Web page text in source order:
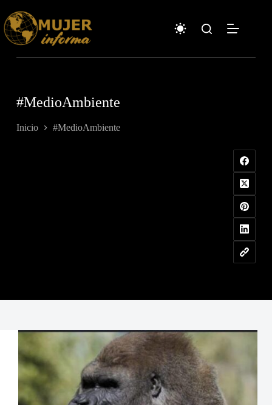
contenido
#MedioAmbiente
Inicio #MedioAmbiente